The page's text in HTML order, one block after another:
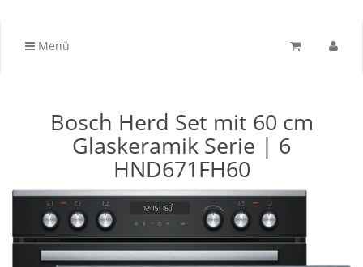
Menü
Bosch Herd Set mit 60 cm
Glaskeramik Serie | 6
HND671FH60